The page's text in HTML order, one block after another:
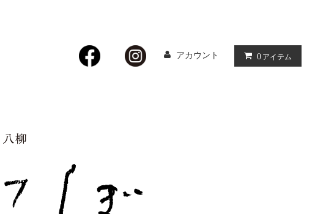
アカウント 0アイテム